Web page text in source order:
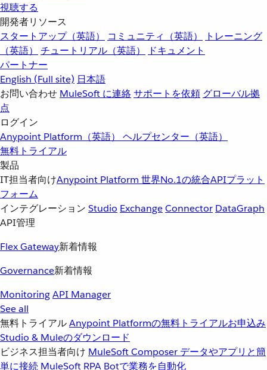
視聴する
開発者リソース
スタートアップ（英語）
コミュニティ（英語）
トレーニング
（英語）
チュートリアル（英語）
ドキュメント
パートナー
English (Full site) 日本語
お問い合わせ MuleSoft に連絡サポートを依頼 グローバル拠
点
ログイン
Anypoint Platform（英語） ヘルプセンター（英語）
無料トライアル
製品
IT担当者向けAnypoint Platform 世界No.1の統合APIプラット
フォーム
インテグレーション Studio ExchangeConnector DataGraph
API管理
Flex Gateway新着情報
Governance新着情報
MonitoringAPI Manager
See all
無料トライアルAnypoint Platformの無料トライアルお申込み
Studio & Muleのダウンロード
ビジネス担当者向け MuleSoft Composer データやアプリと簡
単に接続 MuleSoft RPA Botで業務を自動化